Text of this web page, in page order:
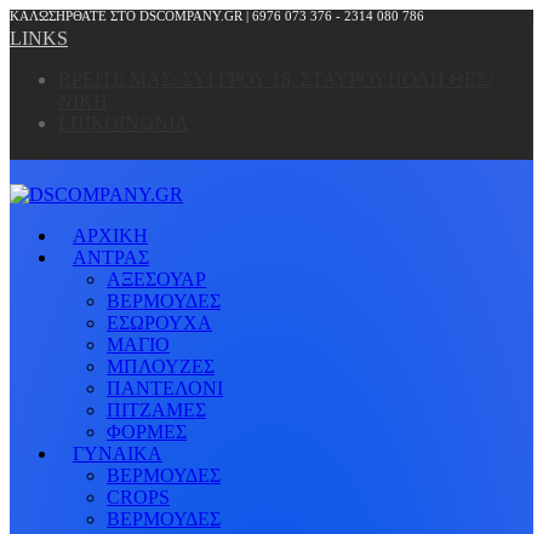
ΚΑΛΩΣΗΡΘΑΤΕ ΣΤΟ DSCOMPANY.GR | 6976 073 376 - 2314 080 786
LINKS
ΑΡΧΙΚΗ
ΑΝΤΡΑΣ
ΑΞΕΣΟΥΑΡ
ΒΕΡΜΟΥΔΕΣ
ΕΣΩΡΟΥΧΑ
ΜΑΓΙΟ
ΜΠΛΟΥΖΕΣ
ΠΑΝΤΕΛΟΝΙ
ΠΙΤΖΑΜΕΣ
ΦΟΡΜΕΣ
ΓΥΝΑΙΚΑ
ΒΕΡΜΟΥΔΕΣ
CROPS
ΒΕΡΜΟΥΔΕΣ